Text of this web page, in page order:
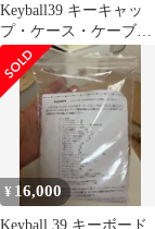
Keyball39 キーキャッ
プ・ケース・ケーブル
付き
¥ 16,000
Keyball 39 キーボード